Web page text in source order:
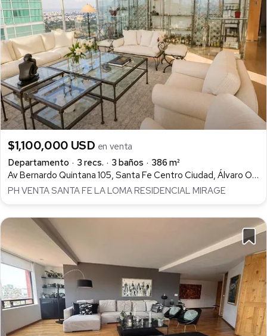
$1,100,000 USD en venta
Departamento
3 recs. 3 baños
386 m²
Av Bernardo Quintana 105, Santa Fe Centro Ciudad, Álvaro Obregón
PH VENTA SANTA FE LA LOMA RESIDENCIAL MIRAGE